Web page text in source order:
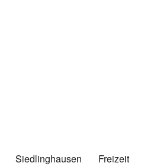
Siedlinghausen Freizeit